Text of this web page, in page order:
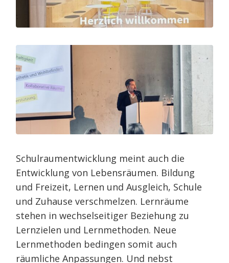
Schulraumentwicklung meint auch die
Entwicklung von Lebensräumen. Bildung
und Freizeit, Lernen und Ausgleich, Schule
und Zuhause verschmelzen. Lernräume
stehen in wechselseitiger Beziehung zu
Lernzielen und Lernmethoden. Neue
Lernmethoden bedingen somit auch
räumliche Anpassungen. Und nebst